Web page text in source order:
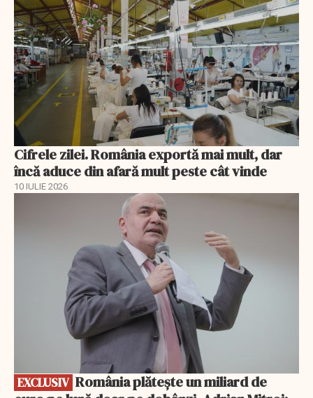
Cifrele zilei. România exportă mai mult, dar
încă aduce din afară mult peste cât vinde
10 IULIE 2026
EXCLUSIV